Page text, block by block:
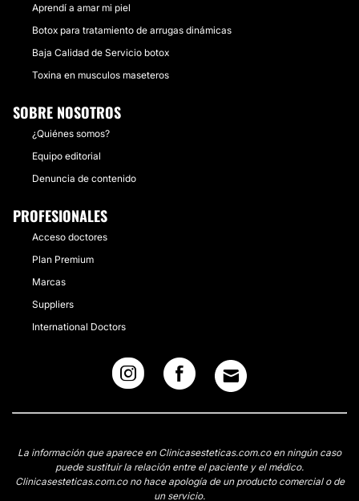
Aprendí a amar mi piel
Botox para tratamiento de arrugas dinámicas
Baja Calidad de Servicio botox
Toxina en musculos maseteros
SOBRE NOSOTROS
¿Quiénes somos?
Equipo editorial
Denuncia de contenido
PROFESIONALES
Acceso doctores
Plan Premium
Marcas
Suppliers
International Doctors
La información que aparece en Clinicasesteticas.com.co en ningún caso
puede sustituir la relación entre el paciente y el médico.
Clinicasesteticas.com.co no hace apología de un producto comercial o de
un servicio.